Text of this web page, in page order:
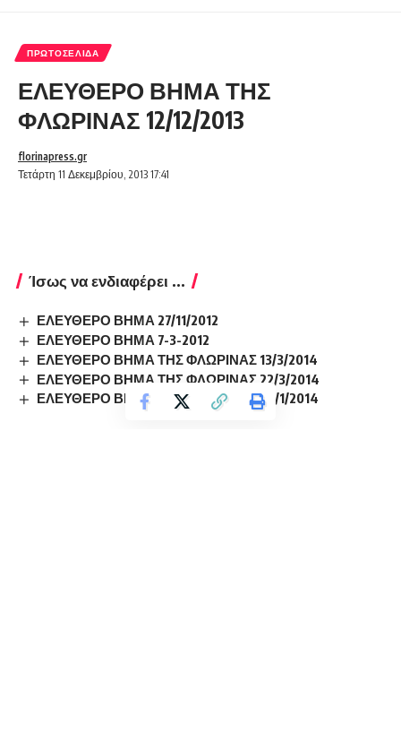
ΠΡΩΤΟΣΈΛΙΔΑ
ΕΛΕΥΘΕΡΟ ΒΗΜΑ ΤΗΣ
ΦΛΩΡΙΝΑΣ 12/12/2013
Τετάρτη 11 Δεκεμβρίου, 2013 17:41
florinapress.gr
Ίσως να ενδιαφέρει ...
ΕΛΕΥΘΕΡΟ ΒΗΜΑ 27/11/2012
ΕΛΕΥΘΕΡΟ ΒΗΜΑ 7-3-2012
ΕΛΕΥΘΕΡΟ ΒΗΜΑ ΤΗΣ ΦΛΩΡΙΝΑΣ 13/3/2014
ΕΛΕΥΘΕΡΟ ΒΗΜΑ ΤΗΣ ΦΛΩΡΙΝΑΣ 22/3/2014
ΕΛΕΥΘΕΡΟ ΒΗΜΑ ΤΗΣ ΦΛΩΡΙΝΑΣ 29/1/2014